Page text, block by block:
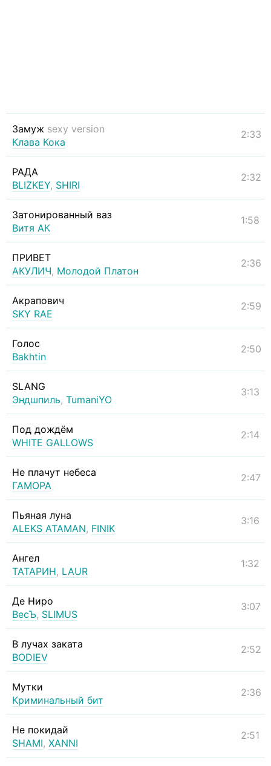
Замуж sexy version
Клава Кока
2:33
РАДА
BLIZKEY, SHIRI
2:32
Затонированный ваз
Витя АК
1:58
ПРИВЕТ
АКУЛИЧ, Молодой Платон
2:36
Акрапович
SKY RAE
2:59
Голос
Bakhtin
2:50
SLANG
Эндшпиль, TumaniYO
3:13
Под дождём
WHITE GALLOWS
2:14
Не плачут небеса
ГАМОРА
2:47
Пьяная луна
ALEKS ATAMAN, FINIK
3:16
Ангел
ТАТАРИН, LAUR
1:32
Де Ниро
ВесЪ, SLIMUS
3:07
В лучах заката
BODIEV
2:52
Мутки
Криминальный бит
2:36
Не покидай
SHAMI, XANNI
2:51